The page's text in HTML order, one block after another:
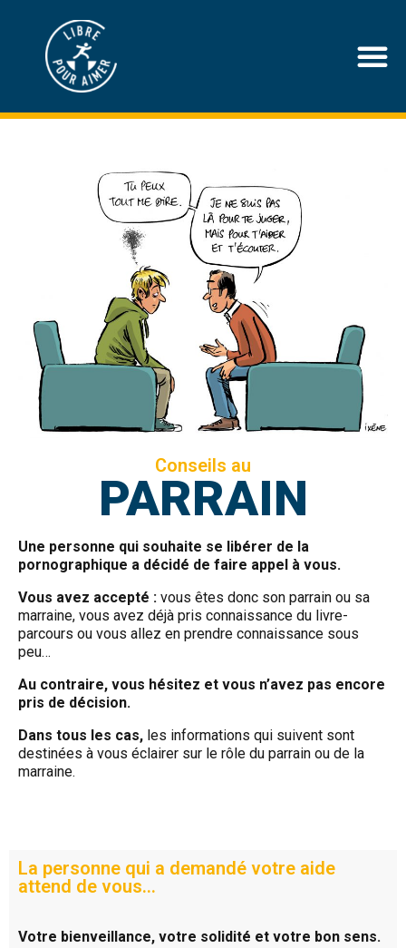
Conseils au
PARRAIN
Une personne qui souhaite se libérer de la
pornographique a décidé de faire appel à vous.
Vous avez accepté : vous êtes donc son parrain ou sa
marraine, vous avez déjà pris connaissance du livre-
parcours ou vous allez en prendre connaissance sous
peu…
Au contraire, vous hésitez et vous n’avez pas encore
pris de décision.
Dans tous les cas, les informations qui suivent sont
destinées à vous éclairer sur le rôle du parrain ou de la
marraine.
La personne qui a demandé votre aide
attend de vous…
Votre bienveillance, votre solidité et votre bon sens.